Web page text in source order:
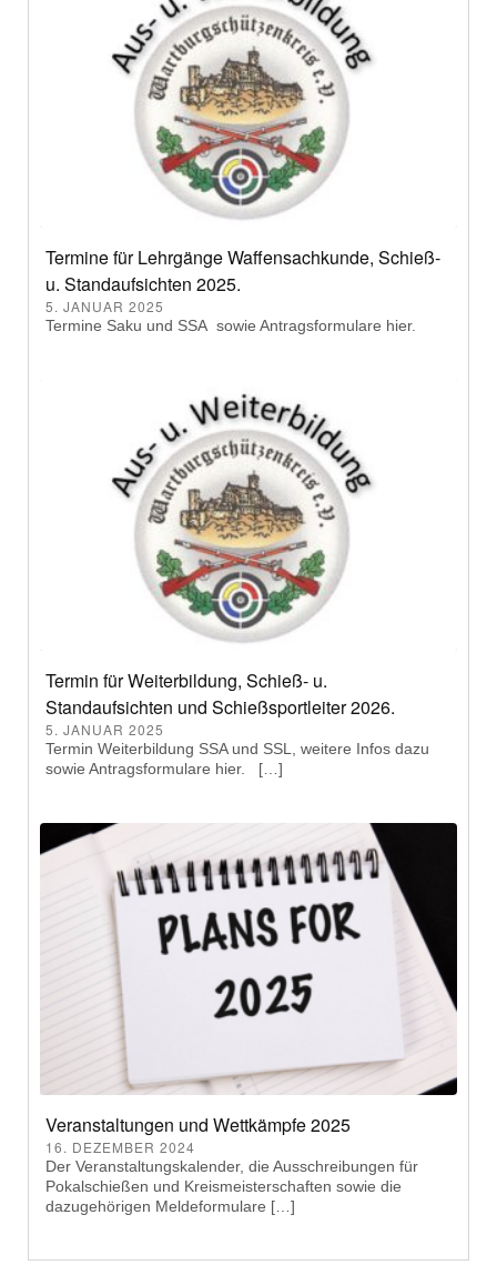
Termine für Lehrgänge Waffensachkunde, Schieß-
u. Standaufsichten 2025.
5. JANUAR 2025
Termine Saku und SSA sowie Antragsformulare hier.
Termin für Weiterbildung, Schieß- u.
Standaufsichten und Schießsportleiter 2026.
5. JANUAR 2025
Termin Weiterbildung SSA und SSL, weitere Infos dazu
sowie Antragsformulare hier. […]
Veranstaltungen und Wettkämpfe 2025
16. DEZEMBER 2024
Der Veranstaltungskalender, die Ausschreibungen für
Pokalschießen und Kreismeisterschaften sowie die
dazugehörigen Meldeformulare […]